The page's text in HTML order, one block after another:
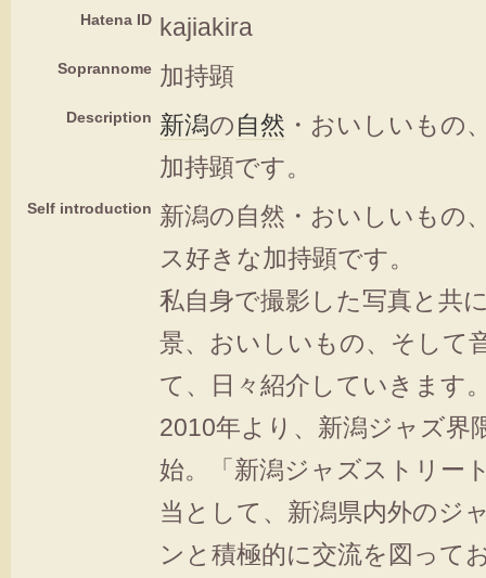
Hatena ID kajiakira
Soprannome 加持顕
Description 新潟の自然 ・おいしいもの
加持顕です。
Self introduction 新潟の自然・おいしいもの
ス好きな加持顕です。
私自身で撮影した写真と共
景、おいしいもの、そして
て、日々紹介していきます
2010年より、新潟ジャズ界
始。「新潟ジャズストリー
当として、新潟県内外のジ
ンと積極的に交流を図って